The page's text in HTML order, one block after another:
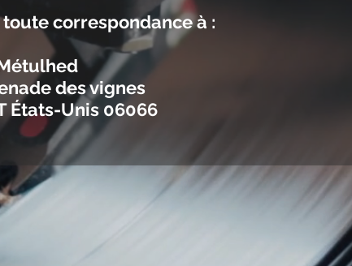
correspondance à :
des vignes
États-Unis 06066